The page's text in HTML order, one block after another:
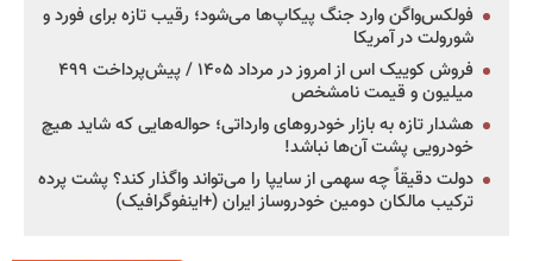
فولکس‌واگن وارد جنگ پیکاپ‌ها می‌شود؛ رقیب تازه برای فورد و
شورولت در آمریکا
فروش کوییک اس از امروز در مرداد ۱۴۰۵ / پیش‌پرداخت ۴۹۹
میلیون و قیمت نامشخص
هشدار تازه به بازار خودروهای وارداتی؛ حواله‌هایی که شاید هیچ
خودرویی پشت آن‌ها نباشد!
دولت دقیقاً چه سهمی از سایپا را می‌تواند واگذار کند؟ پشت پرده
ترکیب مالکان دومین خودروساز ایران (+اینفوگرافیک)